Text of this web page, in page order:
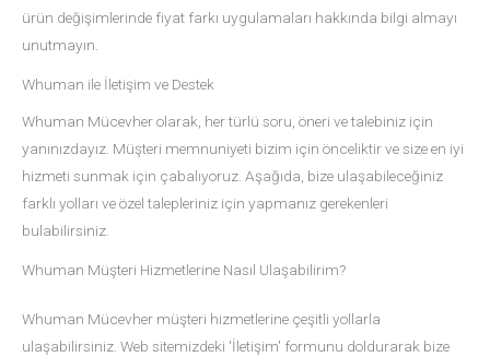
ürün değişimlerinde fiyat farkı uygulamaları hakkında bilgi almayı
unutmayın.
Whuman ile İletişim ve Destek
Whuman Mücevher olarak, her türlü soru, öneri ve talebiniz için
yanınızdayız. Müşteri memnuniyeti bizim için önceliktir ve size en iyi
hizmeti sunmak için çabalıyoruz. Aşağıda, bize ulaşabileceğiniz
farklı yolları ve özel talepleriniz için yapmanız gerekenleri
bulabilirsiniz.
Whuman Müşteri Hizmetlerine Nasıl Ulaşabilirim?
Whuman Mücevher müşteri hizmetlerine çeşitli yollarla
ulaşabilirsiniz. Web sitemizdeki 'İletişim' formunu doldurarak bize